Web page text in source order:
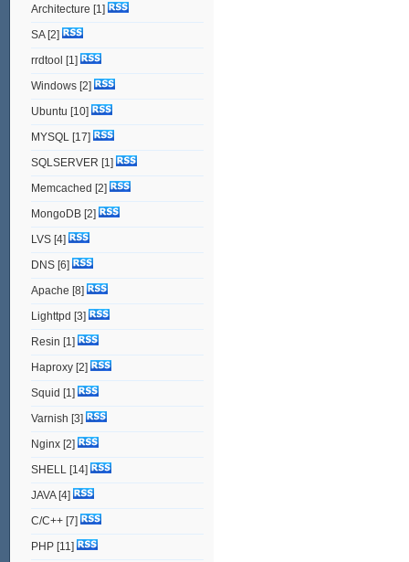
Architecture [1]
SA[2]
rrdtool [1]
Windows[2]
Ubuntu [10]
MYSQL [17]
SQLSERVER [1]
Memcached [2]
MongoDB[2]
LVS[4]
DNS[6]
Apache [8]
Lighttpd [3]
Resin [1]
Haproxy[2]
Squid [1]
Varnish [3]
Nginx[2]
SHELL [14]
JAVA[4]
C/C++[7]
PHP[11]